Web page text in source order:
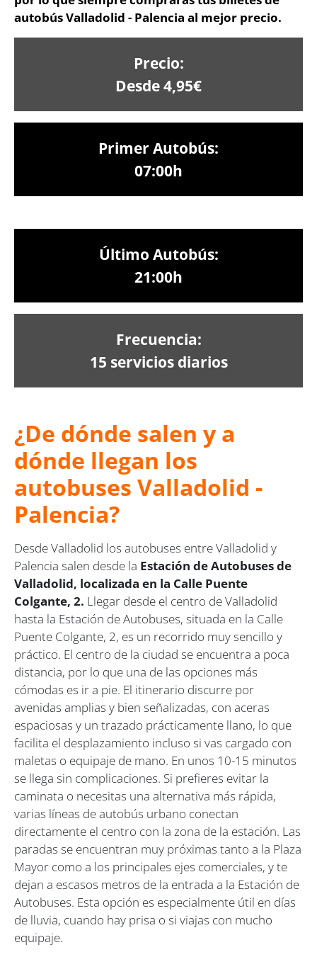
autobús Valladolid - Palencia al mejor precio.
Precio:
Desde 4,95€
Primer Autobús:
07:00h
Último Autobús:
21:00h
Frecuencia:
15 servicios diarios
¿De dónde salen y a
dónde llegan los
autobuses Valladolid -
Palencia?
Desde Valladolid los autobuses entre Valladolid y
Palencia salen desde la Estación de Autobuses de
Valladolid, localizada en la Calle Puente
Colgante, 2. Llegar desde el centro de Valladolid
hasta la Estación de Autobuses, situada en la Calle
Puente Colgante, 2, es un recorrido muy sencillo y
práctico. El centro de la ciudad se encuentra a poca
distancia, por lo que una de las opciones más
cómodas es ir a pie. El itinerario discurre por
avenidas amplias y bien señalizadas, con aceras
espaciosas y un trazado prácticamente llano, lo que
facilita el desplazamiento incluso si vas cargado con
maletas o equipaje de mano. En unos 10-15 minutos
se llega sin complicaciones. Si prefieres evitar la
caminata o necesitas una alternativa más rápida,
varias líneas de autobús urbano conectan
directamente el centro con la zona de la estación. Las
paradas se encuentran muy próximas tanto a la Plaza
Mayor como a los principales ejes comerciales, y te
dejan a escasos metros de la entrada a la Estación de
Autobuses. Esta opción es especialmente útil en días
de lluvia, cuando hay prisa o si viajas con mucho
equipaje.